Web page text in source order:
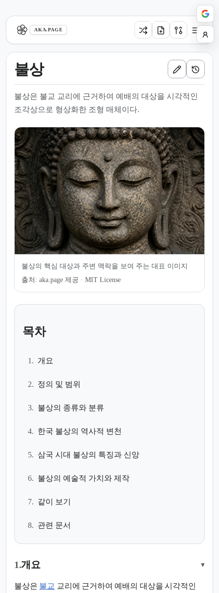
AKA.PAGE
불상
불상은 불교 교리에 근거하여 예배의 대상을 시각적인
조각상으로 형상화한 조형 매체이다.
불상의 핵심 대상과 주변 맥락을 보여 주는 대표 이미지
출처: aka.page 제공 · MIT License
목차
1. 개요
2. 정의 및 범위
3. 불상의 종류와 분류
4. 한국 불상의 역사적 변천
5. 삼국 시대 불상의 특징과 신앙
6. 불상의 예술적 가치와 제작
7. 같이 보기
8. 관련 문서
1.개요 ▾
불상은 불교 교리에 근거하여 예배의 대상을 시각적인